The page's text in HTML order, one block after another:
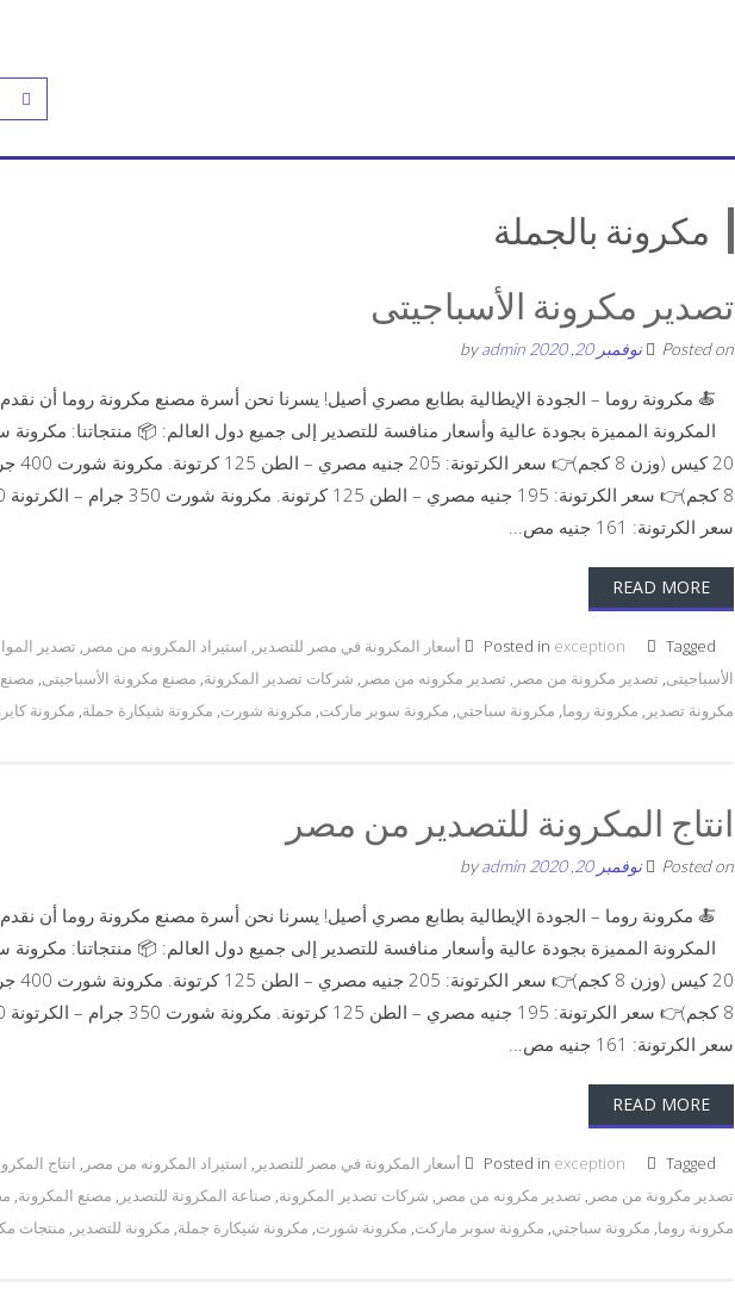
مكرونة بالجملة
تصدير مكرونة الأسباجيتى
Posted on نوفمبر 20, 2020 by
admin
🍝 مكرونة روما – الجودة الإيطالية بطابع مصري أصيل! يسرنا نحن أسرة مصنع مكرونة روما أن
سعر الكرتونة: 161 جنيه مص...
READ MORE
Posted in exception Tagged أسعار المكرونة في مصر للتصدير , استيراد المكرونه من مصر , تصدير
الأسباجيتى, تصدير مكرونة من مصر , تصدير مكرونه من مصر , شركات تصدير المكرونة, مصنع مكرونة الأسباجيتى,
مكرونة تصدير , مكرونة روما, مكرونة سباجتي, مكرونة سوبر ماركت, مكرونة شورت, مكرونة شيكارة جملة, مكرونة
انتاج المكرونة للتصدير من مصر
Posted on نوفمبر 20, 2020 by
admin
🍝 مكرونة روما – الجودة الإيطالية بطابع مصري أصيل! يسرنا نحن أسرة مصنع مكرونة روما أن
سعر الكرتونة: 161 جنيه مص...
READ MORE
Posted in exception Tagged أسعار المكرونة في مصر للتصدير , استيراد المكرونه من مصر , انتاج
تصدير مكرونة من مصر , تصدير مكرونه من مصر , شركات تصدير المكرونة, صناعة المكرونة للتصدير , مصنع المكرونة,
مكرونة روما, مكرونة سباجتي, مكرونة سوبر ماركت, مكرونة شورت, مكرونة شيكارة جملة, مكرونة للتصدير , منتجات